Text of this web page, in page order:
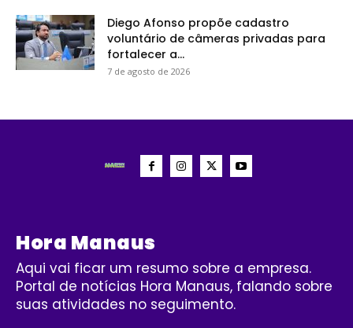
Diego Afonso propõe cadastro
voluntário de câmeras privadas para
fortalecer a...
7 de agosto de 2026
Hora Manaus
Aqui vai ficar um resumo sobre a empresa.
Portal de notícias Hora Manaus, falando sobre
suas atividades no seguimento.